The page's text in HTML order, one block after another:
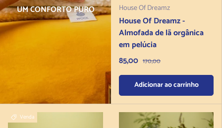
UM CONFORTO PURO
House Of Dreamz
House Of Dreamz -
Almofada de lã orgânica
em pelúcia
Preço de venda
85,00 Preço normal
170,00
Adicionar ao carrinho
Venda